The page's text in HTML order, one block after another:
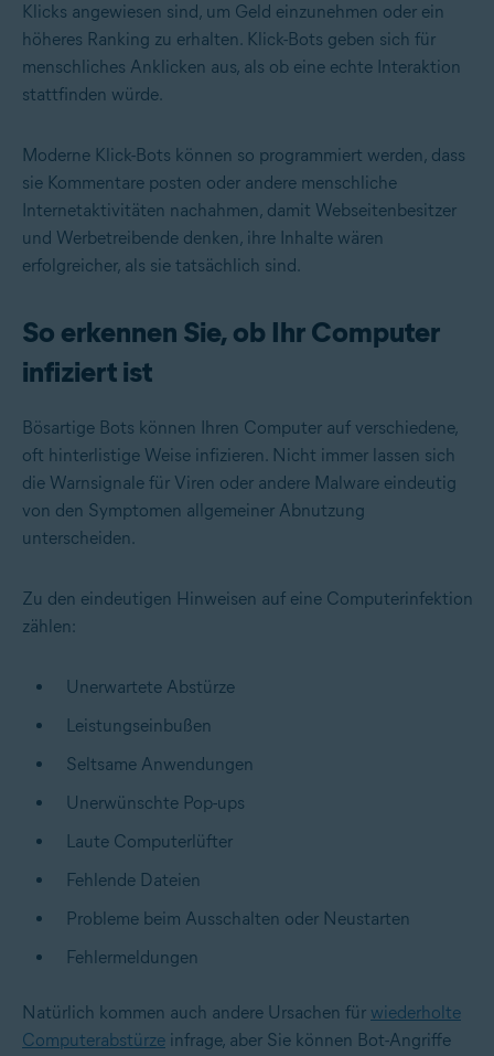
Klicks angewiesen sind, um Geld einzunehmen oder ein
höheres Ranking zu erhalten. Klick-Bots geben sich für
menschliches Anklicken aus, als ob eine echte Interaktion
stattfinden würde.
Moderne Klick-Bots können so programmiert werden, dass
sie Kommentare posten oder andere menschliche
Internetaktivitäten nachahmen, damit Webseitenbesitzer
und Werbetreibende denken, ihre Inhalte wären
erfolgreicher, als sie tatsächlich sind.
So erkennen Sie, ob Ihr Computer
infiziert ist
Bösartige Bots können Ihren Computer auf verschiedene,
oft hinterlistige Weise infizieren. Nicht immer lassen sich
die Warnsignale für Viren oder andere Malware eindeutig
von den Symptomen allgemeiner Abnutzung
unterscheiden.
Zu den eindeutigen Hinweisen auf eine Computerinfektion
zählen:
Unerwartete Abstürze
Leistungseinbußen
Seltsame Anwendungen
Unerwünschte Pop-ups
Laute Computerlüfter
Fehlende Dateien
Probleme beim Ausschalten oder Neustarten
Fehlermeldungen
Natürlich kommen auch andere Ursachen für wiederholte
Computerabstürze infrage, aber Sie können Bot-Angriffe